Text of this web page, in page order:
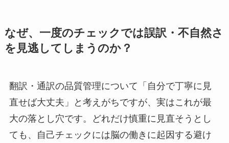
なぜ、一度のチェックでは誤訳・不自然さ
を見逃してしまうのか？
翻訳・通訳の品質管理について「自分で丁寧に見
直せば大丈夫」と考えがちですが、実はこれが最
大の落とし穴です。どれだけ慎重に見直そうとし
ても、自己チェックには脳の働きに起因する避け